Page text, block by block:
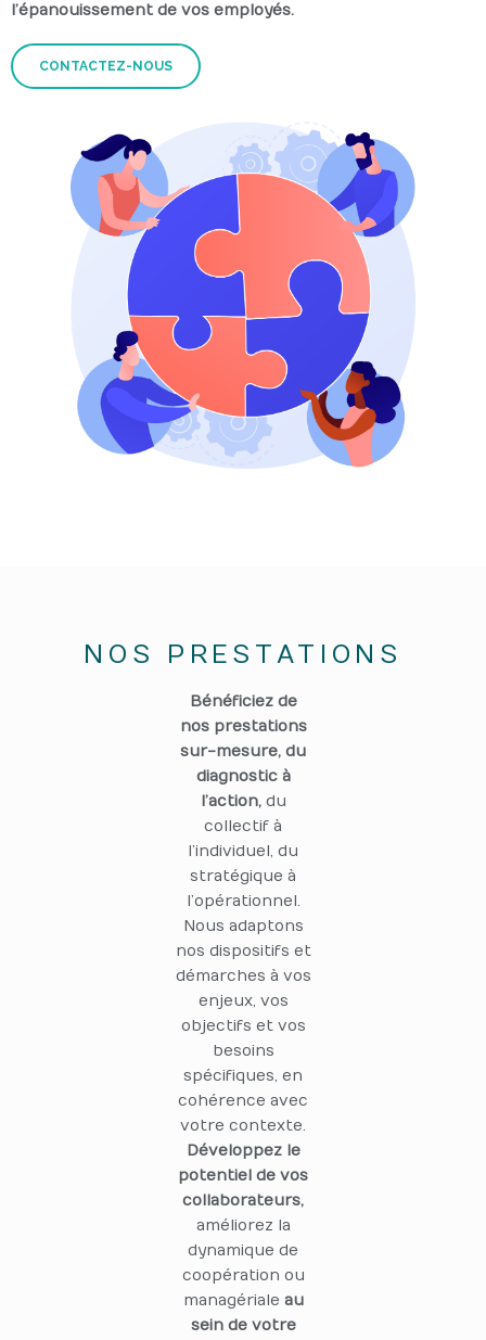
l’épanouissement de vos employés.
CONTACTEZ-NOUS
NOS PRESTATIONS
Bénéficiez de
nos prestations
sur-mesure, du
diagnostic à
l’action,du
collectif à
l’individuel, du
stratégique à
l’opérationnel.
Nous adaptons
nos dispositifs et
démarches à vos
enjeux, vos
objectifs et vos
besoins
spécifiques, en
cohérence avec
votre contexte.
Développez le
potentiel de vos
collaborateurs,
améliorez la
dynamique de
coopération ou
managériale au
sein de votre